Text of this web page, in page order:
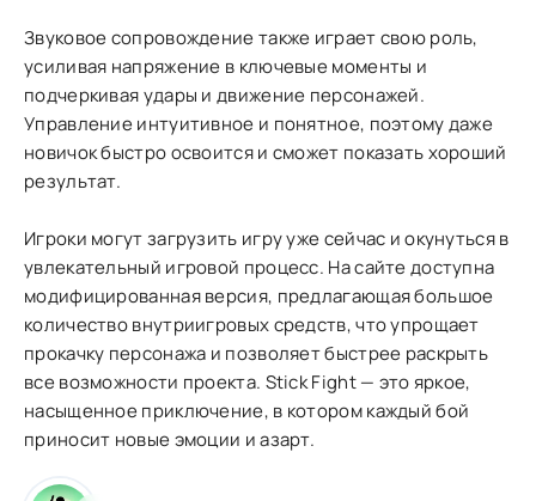
Звуковое сопровождение также играет свою роль,
усиливая напряжение в ключевые моменты и
подчеркивая удары и движение персонажей.
Управление интуитивное и понятное, поэтому даже
новичок быстро освоится и сможет показать хороший
результат.
Игроки могут загрузить игру уже сейчас и окунуться в
увлекательный игровой процесс. На сайте доступна
модифицированная версия, предлагающая большое
количество внутриигровых средств, что упрощает
прокачку персонажа и позволяет быстрее раскрыть
все возможности проекта. Stick Fight — это яркое,
насыщенное приключение, в котором каждый бой
приносит новые эмоции и азарт.